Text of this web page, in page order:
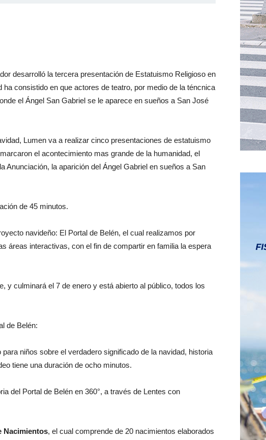
desarrolló la tercera presentación de Estatuismo Religioso en
consistido en que actores de teatro, por medio de la téncnica
el Ángel San Gabriel se le aparece en sueños a San José
Lumen va a realizar cinco presentaciones de estatuismo
el acontecimiento mas grande de la humanidad, el
Anunciación, la aparición del Ángel Gabriel en sueños a San
de 45 minutos.
navideño: El Portal de Belén, el cual realizamos por
áreas interactivas, con el fin de compartir en familia la espera
y culminará el 7 de enero y está abierto al público, todos los
de Belén:
para niños sobre el verdadero significado de la navidad, historia
tiene una duración de ocho minutos.
del Portal de Belén en 360°, a través de Lentes con
Nacimientos, el cual comprende de 20 nacimientos elaborados